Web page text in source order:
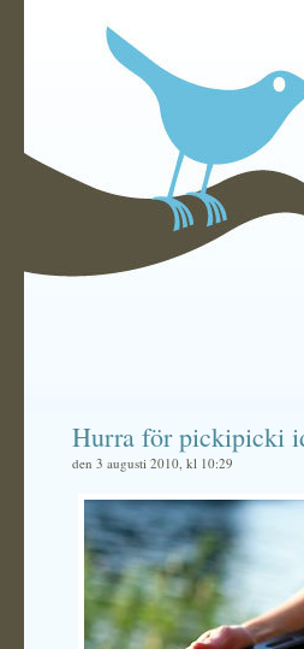
Hurra för pickipicki
den 3 augusti 2010, kl 10:29